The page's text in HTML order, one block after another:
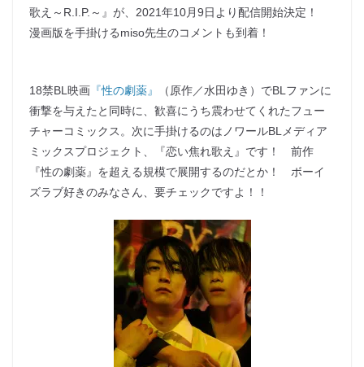
歌え～R.I.P.～』が、2021年10月9日より配信開始決定！
漫画版を手掛けるmiso先生のコメントも到着！
18禁BL映画 『性の劇薬』
（原作／水田ゆき）でBLファンに
衝撃を与えたと同時に、歓喜にうち震わせてくれたフュー
チャーコミックス。次に手掛けるのはノワールBLメディア
ミックスプロジェクト、『恋い焦れ歌え』です！ 前作
『性の劇薬』を超える規模で展開するのだとか！ ボーイ
ズラブ好きのみなさん、要チェックですよ！！